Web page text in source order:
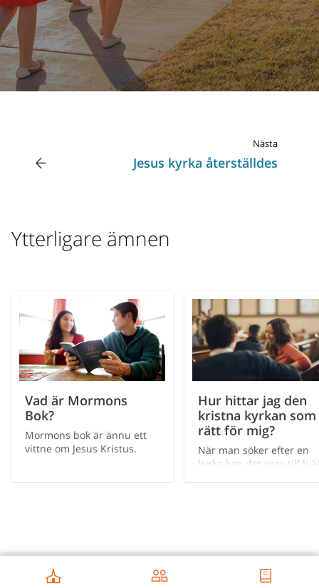
Nästa
Jesus kyrka återställdes
Ytterligare ämnen
Vad är Mormons
Bok?
Mormons bok är ännu ett
vittne om Jesus Kristus.
Hur hittar jag den
kristna kyrkan
rätt för mig?
När man söker efter en
kyrka kan det vara till
världsomfattande - svenska